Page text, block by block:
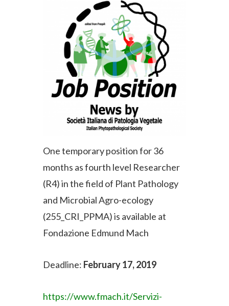
One temporary position for 36
months as fourth level Researcher
(R4) in the field of Plant Pathology
and Microbial Agro-ecology
(255_CRI_PPMA) is available at
Fondazione Edmund Mach
Deadline: February 17, 2019
https://www.fmach.it/Servizi-